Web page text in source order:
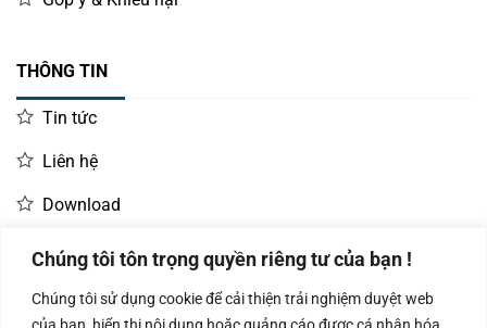
Chúng tôi tôn trọng quyền riêng tư của bạn !
Chúng tôi sử dụng cookie để cải thiện trải nghiệm duyệt web
của bạn, hiển thị nội dung hoặc quảng cáo được cá nhân hóa
THÔNG TIN
Tin tức
Liên hệ
Download
LIÊN HỆ MUA HÀNG